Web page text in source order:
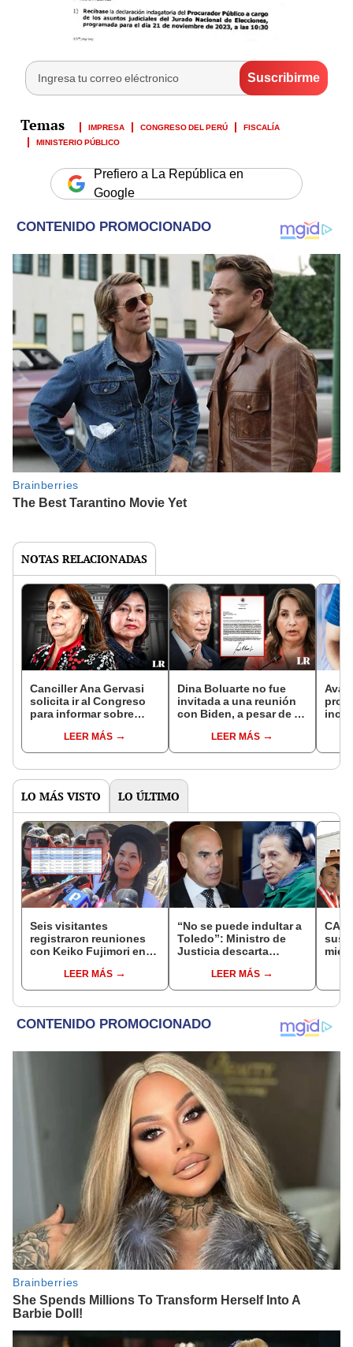
IMPRESA CONGRESO DEL PERÚ
FISCALÍA
MINISTERIO PÚBLICO
Prefiero a La República en
Google
NOTAS RELACIONADAS
Canciller Ana Gervasi
solicita ir al Congreso
para informar sobre
EE. UU.LEER MÁS
Dina Boluarte no fue
invitada a una reunión
con Biden, a pesar de lo
CongresoLEER MÁS
LO MÁS VISTO LO ÚLTIMO
Seis visitantes
registraron reuniones
con Keiko Fujimori en
presidenta se
encontraba en Junín
LEER MÁS
“No se puede indultar a
Toledo”: Ministro de
Justicia descarta
exmandatario
LEER MÁS
CAL